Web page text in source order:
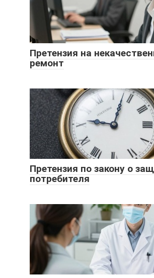
Претензия на
ремонт
Претензия по закону о
потребителя